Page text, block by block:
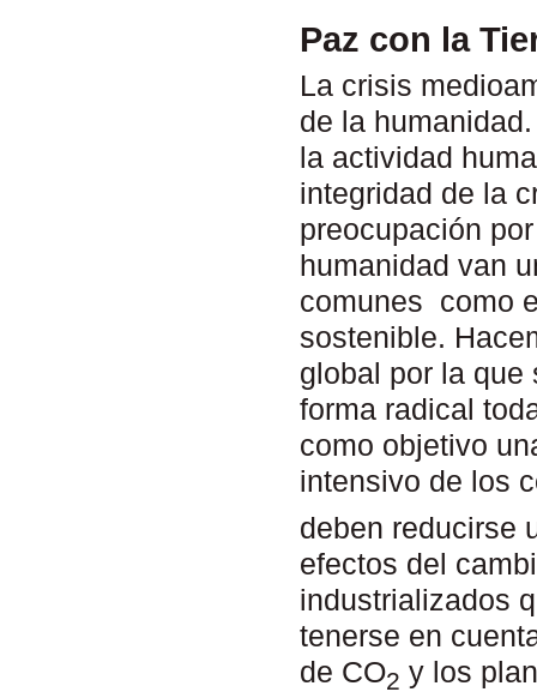
Paz con la
La crisis
de la
la actividad
integridad de la
preocupación
humanidad van
comunes como
sostenible.
global por la que
forma radical
como objetivo
intensivo de los
deben reducirse
efectos del
industrializados
tenerse en
de CO2 y los